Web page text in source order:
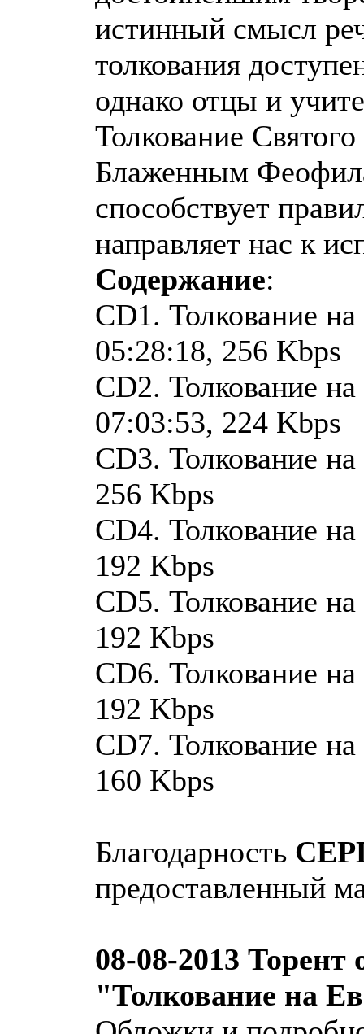
истинный смысл
толкования
однако отцы и
Толкование
Блаженным
способствует
направляет нас к
Содержание:
CD1. Толкование
05:28:18, 256 Kbps
CD2. Толкование
07:03:53, 224 Kbps
CD3. Толкование
256 Kbps
CD4. Толкование
192 Kbps
CD5. Толкование
192 Kbps
CD6. Толкование
192 Kbps
CD7. Толкование
160 Kbps
Благодарность
предоставленный
08-08-2013 Торент
"Толкование на